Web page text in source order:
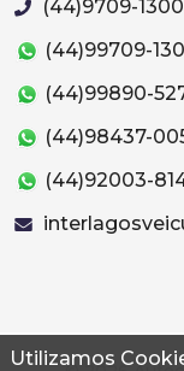
Utilizamos
(44)9709-1300
(44)99709-
(44)99890-
(44)98437-
(44)92003-